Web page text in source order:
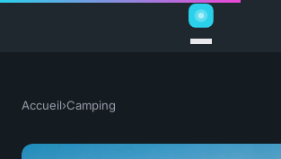
Accueil›Camping